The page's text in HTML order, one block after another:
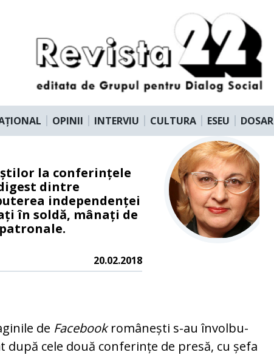
OPINII INTERVIU CULTURA ESEU DOSAR
la conferințele
dintre
independenței
în soldă, mânați de
20.02.2018
de Facebookromânești s-au învol­bu­
după cele două conferințe de presă, cu șe­fa